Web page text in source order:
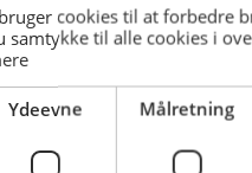
os til en
inspiration og idéer.
cookies til at forbedre
samtykke til alle cookies i
Ydeevne Målretning